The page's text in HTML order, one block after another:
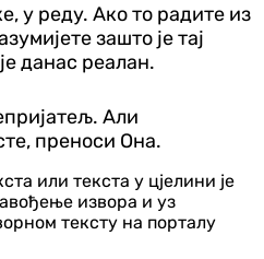
у реду. Ако то радите из
зашто је тај
данас реалан.
Али
преноси Она.
или текста у цјелини је
извора и уз
тексту на порталу